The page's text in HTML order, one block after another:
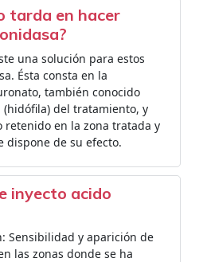
tarda en hacer
una solución para estos
Ésta consta en la
también conocido
(hidófila) del tratamiento, y
en la zona tratada y
dispone de su efecto.
inyecto acido
Sensibilidad y aparición de
las zonas donde se ha